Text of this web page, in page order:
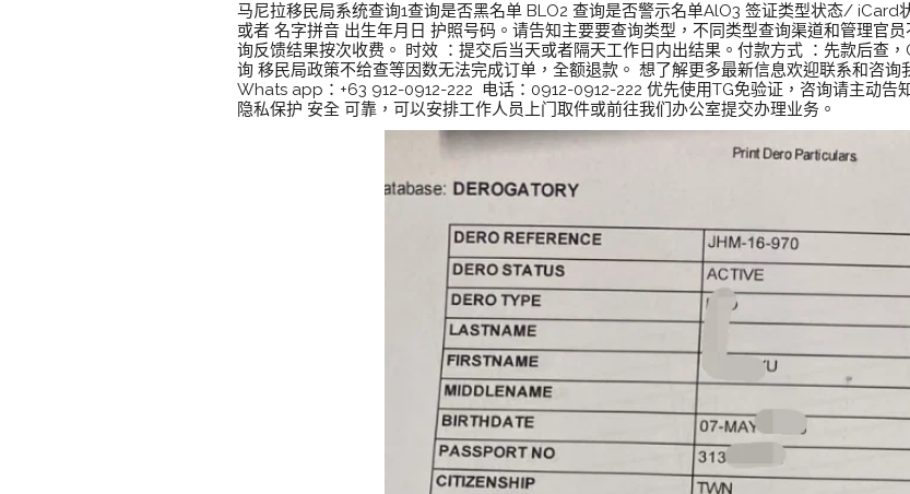
马尼拉移民局系统查询1查询是否黑名单 BLO2 查询是否警示名单AlO3 签证类型状态/ iCard
或者 名字拼音 出生年月日 护照号码。请告知主要要查询类型，不同类型查询渠道和管理官
询反馈结果按次收费。 时效 ：提交后当天或者隔天工作日内出结果。付款方式 ：先款后查
询 移民局政策不给查等因数无法完成订单，全额退款。 想了解更多最新信息欢迎联系和咨
Whats app：+63 912-0912-222 电话：0912-0912-222 优先使用TG免验证，咨询请主动告
隐私保护 安全 可靠，可以安排工作人员上门取件或前往我们办公室提交办理业务。